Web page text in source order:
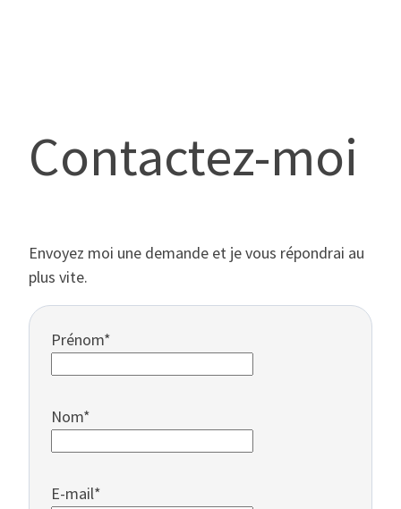
Contactez-moi
Envoyez moi une demande et je vous répondrai au
plus vite.
Prénom*
Nom*
E-mail*